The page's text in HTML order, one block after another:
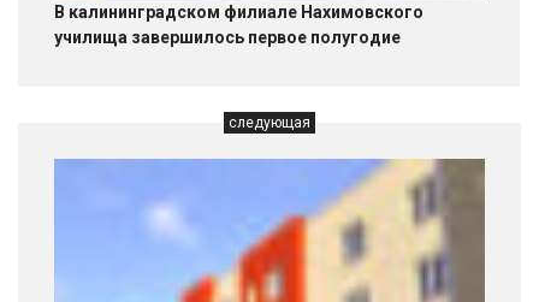
В калининградском филиале Нахимовского
училища завершилось первое полугодие
следующая